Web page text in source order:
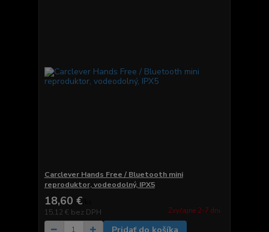
Carclever Hands Free / Bluetooth mini
reproduktor, vodeodolný, IPX5
18,60 €
15,12 € bez DPH Zvyčajne 2-7 dni.